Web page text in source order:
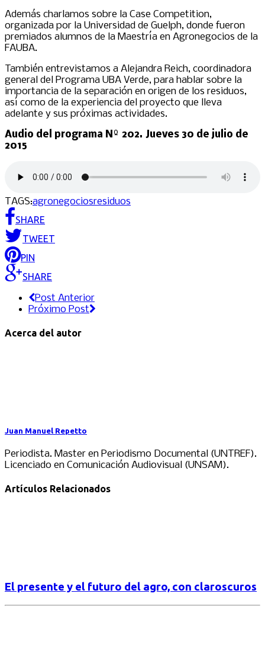
Además charlamos sobre la Case Competition,
organizada por la Universidad de Guelph, donde fueron
premiados alumnos de la Maestría en Agronegocios de la
FAUBA.
También entrevistamos a Alejandra Reich, coordinadora
general del Programa UBA Verde, para hablar sobre la
importancia de la separación en origen de los residuos,
así como de la experiencia del proyecto que lleva
adelante y sus próximas actividades.
Audio del programa Nº 202. Jueves 30 de julio de
2015
TAGS:agronegociosresiduos
SHARE
TWEET
PIN
SHARE
Post Anterior
Próximo Post
Acerca del autor
Juan Manuel Repetto
Periodista. Master en Periodismo Documental (UNTREF).
Licenciado en Comunicación Audiovisual (UNSAM).
Artículos Relacionados
El presente y el futuro del agro, con claroscuros